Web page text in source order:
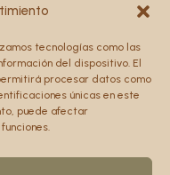
tecnologías como las
del dispositivo. El
procesar datos como
únicas en este
puede afectar
y no reflejan
o la Comisión
Europea pueden ser